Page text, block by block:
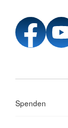
Spenden